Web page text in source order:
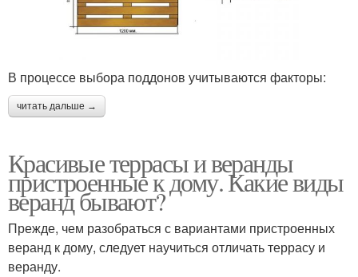
В процессе выбора поддонов учитываются факторы:
читать дальше →
Красивые террасы и веранды
пристроенные к дому. Какие виды
веранд бывают?
Прежде, чем разобраться с вариантами пристроенных
веранд к дому, следует научиться отличать террасу и
веранду.